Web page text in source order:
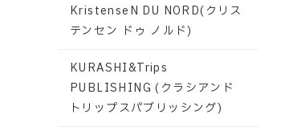
KristenseN DU NORD(クリス
テンセン ドゥ ノルド)
KURASHI&Trips
PUBLISHING (クラシアンド
トリップスパブリッシング)